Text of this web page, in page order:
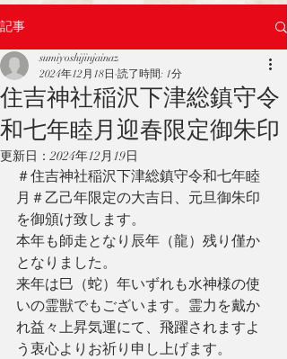
記事
住吉神社稲沢下津総鎮守令
和七年睦月迎春限定御朱印
sumiyoshijinjainaz
2024年12月18日 読了時間: 1分
更新日：2024年12月19日
＃住吉神社稲沢下津総鎮守令和七年睦
月＃乙己年限定の大吉日、元旦御朱印
を御頒け致します。
本年も師走となり辰年（龍）残り僅か
となりました。
来年は巳（蛇）年いずれも水神様の使
いの霊獣でもございます。霊力を戴か
れ益々上昇気運にて、飛躍されますよ
う衷心よりお祈り申し上げます。